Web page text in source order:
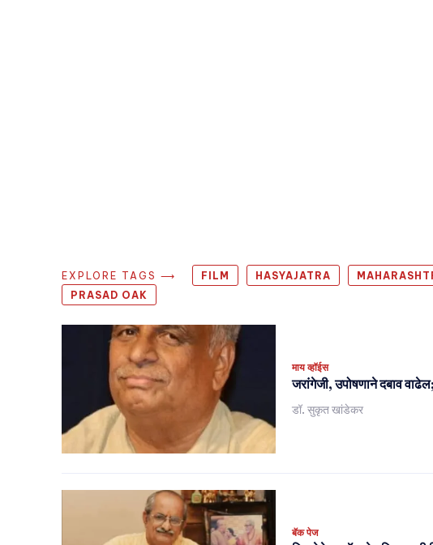
EXPLORE TAGS ⟶ FILM HASYAJATRA
PRASAD OAK
माय व्हॉईस
जरांगेजी, उपोषणाने दबाव
डॉ. सुकृत खांडेकर
बॅक पेज